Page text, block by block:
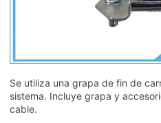
Se utiliza una grapa de fin de
sistema. Incluye grapa y
cable.